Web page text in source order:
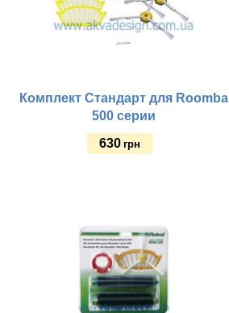
Комплект Стандарт для Roomba
500 серии
630 грн